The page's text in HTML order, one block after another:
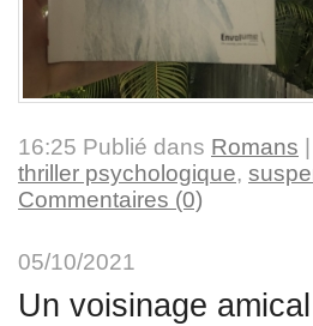
16:25 Publié dans Romans
thriller psychologique,
Commentaires (0)
05/10/2021
Un voisinage amical